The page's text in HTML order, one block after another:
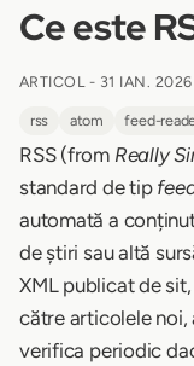
Ce este
ARTICOL - 31 IAN. 2026
rss atom feed-
RSS (from Really
standard de tip
automată a
de știri sau altă
XML publicat de
către articolele noi,
verifica periodic